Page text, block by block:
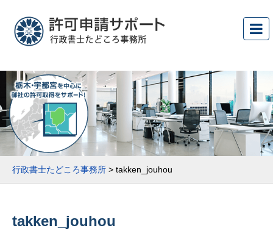
行政書士たどころ事務所 > takken_jouhou
takken_jouhou